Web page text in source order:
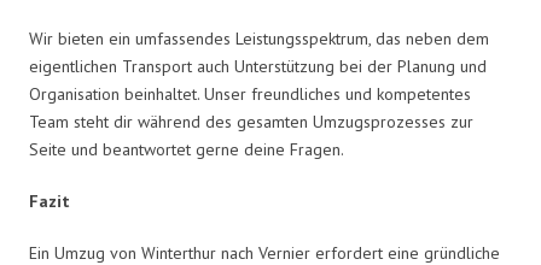
Wir bieten ein umfassendes Leistungsspektrum, das neben dem
eigentlichen Transport auch Unterstützung bei der Planung und
Organisation beinhaltet. Unser freundliches und kompetentes
Team steht dir während des gesamten Umzugsprozesses zur
Seite und beantwortet gerne deine Fragen.
Fazit
Ein Umzug von Winterthur nach Vernier erfordert eine gründliche